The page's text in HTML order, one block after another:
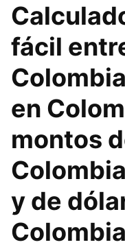
fácil
en
montos
y de